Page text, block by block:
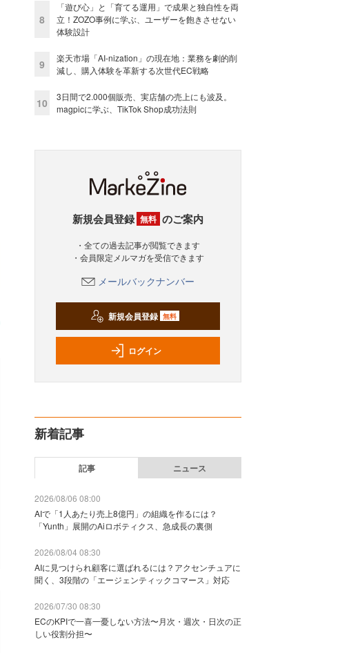
8
「遊び心」と「育てる運用」で成果と独自性を両
立！ZOZO事例に学ぶ、ユーザーを飽きさせない
体験設計
9
楽天市場「AI-nization」の現在地：業務を劇的削
減し、購入体験を革新する次世代EC戦略
10
3日間で2.000個販売、実店舗の売上にも波及。
magpicに学ぶ、TikTok Shop成功法則
新規会員登録 無料 のご案内
・全ての過去記事が閲覧できます
・会員限定メルマガを受信できます
メールバックナンバー
新規会員登録 無料
ログイン
新着記事
記事 ニュース
2026/08/06 08:00
AIで「1人あたり売上8億円」の組織を作るには？
「Yunth」展開のAiロボティクス、急成長の裏側
2026/08/04 08:30
AIに見つけられ顧客に選ばれるには？アクセンチュアに
聞く、3段階の「エージェンティックコマース」対応
2026/07/30 08:30
ECのKPIで一喜一憂しない方法〜月次・週次・日次の正
しい役割分担〜